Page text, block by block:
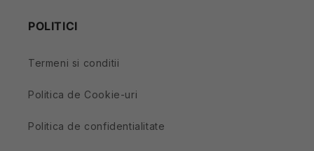
POLITICI
Termeni si conditii
Politica de Cookie-uri
Politica de confidentialitate